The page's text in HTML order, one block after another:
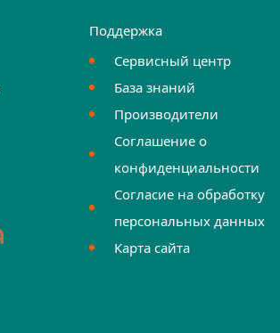
Поддержка
Сервисный центр
База знаний
Производители
Соглашение о
конфиденциальности
Согласие на обработку
персональных данных
Карта сайта